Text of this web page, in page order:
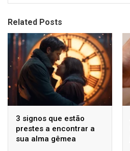
Related Posts
3 signos que estão
prestes a encontrar a
sua alma gêmea